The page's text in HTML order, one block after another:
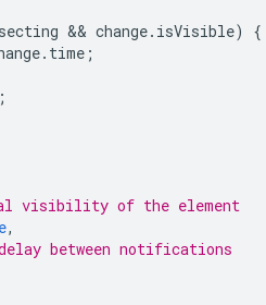
&& change. isVisible)
{
. time ;
;
visibility of the element
,
between notifications